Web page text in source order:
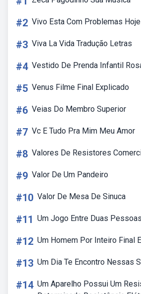
#2 Vivo Esta Com Problemas Hoje
#3 Viva La Vida Tradução Letras
#4 Vestido De Prenda Infantil
#5 Venus Filme Final Explicado
#6 Veias Do Membro Superior
#7 Vc E Tudo Pra Mim Meu Amor
#8 Valores De Resistores
#9 Valor De Um Pandeiro
#10 Valor De Mesa De Sinuca
#11 Um Jogo Entre Duas
#12 Um Homem Por Inteiro Final
#13 Um Dia Te Encontro Nessas
#14 Um Aparelho Possui Um